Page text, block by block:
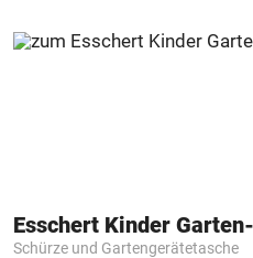
Schürze und Gartengerätetasche